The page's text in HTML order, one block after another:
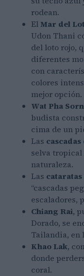
rodean.
ElMar del
Udon Thani
del loto rojo,
diferentes
con
colores
mejor opción.
Wat Pha
budista
cima de un
Las
selva tropical
naturaleza.
Las cataratas
“cascadas
escaladores,
Chiang Rai,
Dorado, se
Tailandia, en
Khao Lak,
donde
coral.